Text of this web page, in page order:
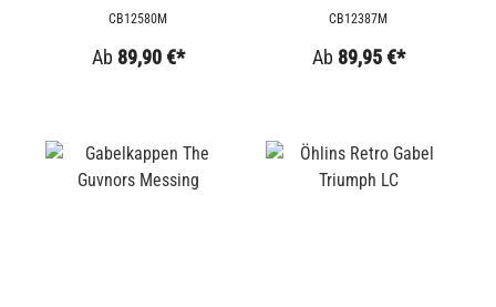
CB12580M
Ab 89,90 €*
CB12387M
Ab 89,95 €*